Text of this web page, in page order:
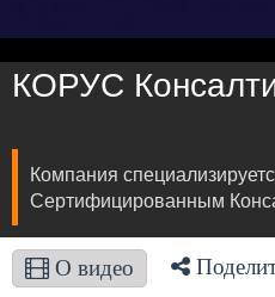
КОРУС
Компания
Сертифицированным
О видео